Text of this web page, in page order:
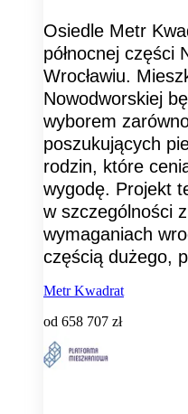
Osiedle Metr
północnej części
Wrocławiu.
Nowodworskiej
wyborem
poszukujących
rodzin, które
wygodę. Projekt
w szczególności
wymaganiach
częścią dużego,
Metr Kwadrat
od 658 707 zł